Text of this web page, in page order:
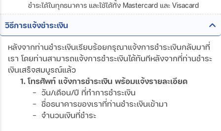
ชำระได้ในทุกธนาคาร และใช้ได้ทั้ง Mastercard และ Visacard
วิธีการแจ้งชำระเงิน
หลังจากท่านชำระเงินเรียบร้อยกรุณาแจ้งการชำระเงินกลับมาที่
เรา โดยท่านสามารถแจ้งการชำระเงินได้ทันทีหลังจากที่ท่านชำระ
เงินเสร็จสมบูรณ์แล้ว
1. โทรศัพท์ แจ้งการชำระเงิน พร้อมแจ้งรายละเอียด
- วัน/เดือน/ปี ที่ทำการชำระเงิน
- ชื่อธนาคารของเราที่ท่านชำระเงินเข้ามา
- จำนวนเงินที่ชำระ